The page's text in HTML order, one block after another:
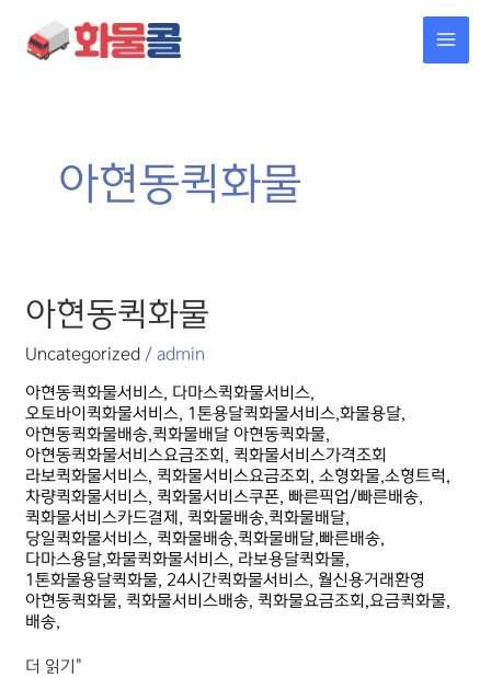
건너뛰기
아현동퀵화물
아현동퀵화물
Uncategorized /admin
아현동퀵화물서비스, 다마스퀵화물서비스,
오토바이퀵화물서비스, 1톤용달퀵화물서비스,화물용달,
아현동퀵화물배송,퀵화물배달 아현동퀵화물,
아현동퀵화물서비스요금조회, 퀵화물서비스가격조회
라보퀵화물서비스, 퀵화물서비스요금조회, 소형화물,소형트럭,
차량퀵화물서비스, 퀵화물서비스쿠폰, 빠른픽업/빠른배송,
퀵화물서비스카드결제, 퀵화물배송,퀵화물배달,
당일퀵화물서비스, 퀵화물배송,퀵화물배달,빠른배송,
다마스용달,화물퀵화물서비스, 라보용달퀵화물,
1톤화물용달퀵화물, 24시간퀵화물서비스, 월신용거래환영
아현동퀵화물, 퀵화물서비스배송, 퀵화물요금조회,요금퀵화물,
배송,
아현동퀵화물
더 읽기"